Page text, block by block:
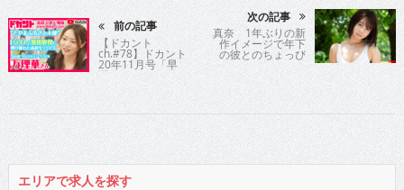
前の記事
【ドカント
ch.#78】ドカント
20年11月号「早
耳！エンタメ・イ
ンタビュー550」
万理華さんインタ
ビュー動画第1
弾！
次の記事
真奈 1年ぶりの新
作イメージで年下
の彼とのちょっぴ
りえっちな？ひと
夏の恋模様をお届
け
エリアで求人を探す